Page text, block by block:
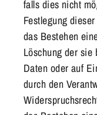
falls dies nicht
Festlegung
das Bestehen
Löschung der sie
Daten oder auf
durch den